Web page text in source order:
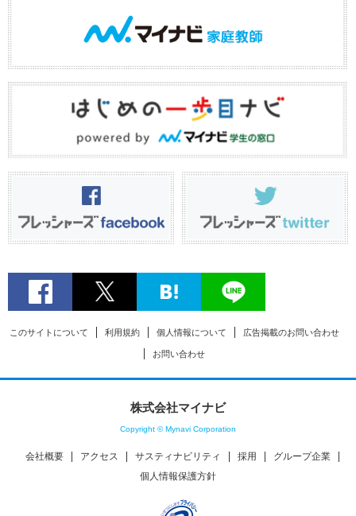
このサイトについて 利用規約 個人情報について 広告掲載のお問い合わせ
お問い合わせ
株式会社マイナビ
Copyright © Mynavi Corporation
会社概要 アクセス サスティナビリティ 採用
グループ企業
個人情報保護方針